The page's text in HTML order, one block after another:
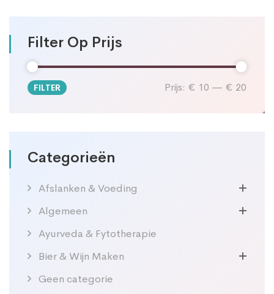
Filter Op Prijs
Min.
Max.
FILTER Prijs: € 10 — € 20
Categorieën
Afslanken & Voeding
Algemeen
Ayurveda & Fytotherapie
Bier & Wijn Maken
Geen categorie